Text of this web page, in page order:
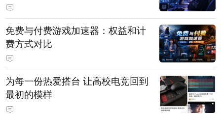
免费与付费游戏加速器：权益和计
费方式对比
为每一份热爱搭台 让高校电竞回到
最初的模样